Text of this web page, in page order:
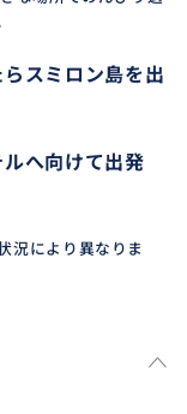
スミロン島を出
へ向けて出発
況により異なりま